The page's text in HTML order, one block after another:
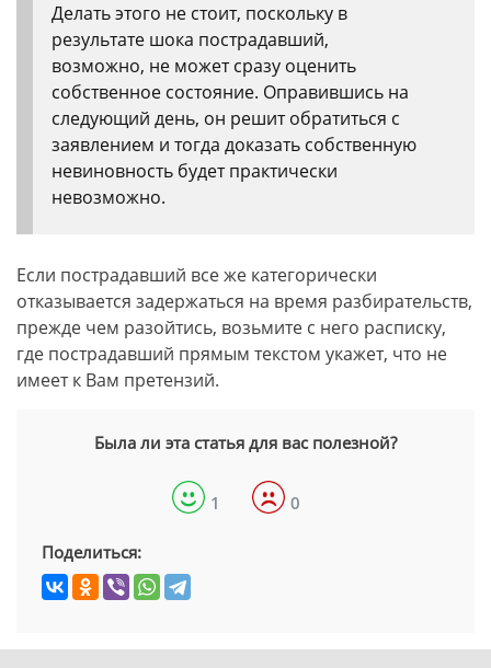
Делать этого не стоит, поскольку в
результате шока пострадавший,
возможно, не может сразу оценить
собственное состояние. Оправившись на
следующий день, он решит обратиться с
заявлением и тогда доказать собственную
невиновность будет практически
невозможно.
Если пострадавший все же категорически
отказывается задержаться на время разбирательств,
прежде чем разойтись, возьмите с него расписку,
где пострадавший прямым текстом укажет, что не
имеет к Вам претензий.
Была ли эта статья для вас полезной?
1 0
Поделиться: